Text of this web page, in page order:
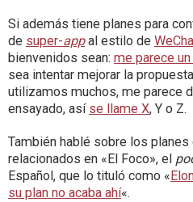
Si además tiene planes para
de super-appal estilo de
bienvenidos sean: me parece
sea intentar mejorar la
utilizamos muchos, me parece
ensayado, así se llame X, Y o Z.
También hablé sobre los
relacionados en «El Foco», el
Español, que lo tituló como «
su plan no acaba ahí«.